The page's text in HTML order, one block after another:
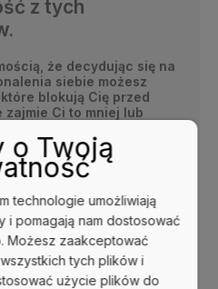
z tych
że decydując się na
siebie możesz
blokują Cię przed
zajmie Ci to mniej lub
pracy.
niezależnie od tego czy
negocjacji poza
życiu rodzinnym,
lub
o Twoją
technologie umożliwiają
i pomagają nam dostosować
Możesz zaakceptować
tych plików i
użycie plików do